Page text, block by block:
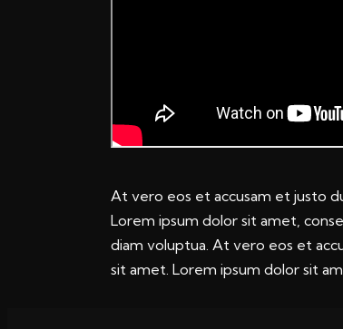
At vero eos et accusam et justo
Lorem ipsum dolor sit amet,
diam voluptua. At vero eos et
sit amet. Lorem ipsum dolor sit